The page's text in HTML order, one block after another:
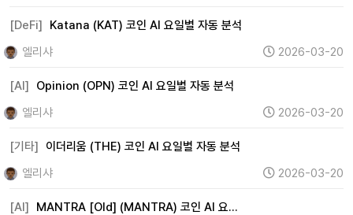
[DeFi]
Katana (KAT) 코인 AI 요일별 자동 분석
엘리샤
2026-03-20
[AI]
Opinion (OPN) 코인 AI 요일별 자동 분석
엘리샤
2026-03-20
[기타]
이더리움 (THE) 코인 AI 요일별 자동 분석
엘리샤
2026-03-20
[AI]
MANTRA [Old] (MANTRA) 코인 AI 요…